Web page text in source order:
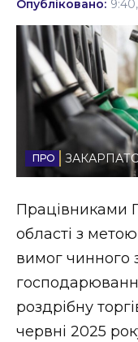
Події
Політика
Соціум
Спорт
Стиль життя
Втрачений
Опубліковано:
Працівниками
області з
вимог чинного
роздрібну
червні 2025